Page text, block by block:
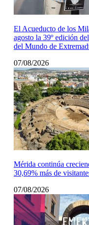
El Acueducto de los
agosto la 39º edición
del Mundo de
07/08/2026
Mérida continúa
30,69% más de
07/08/2026